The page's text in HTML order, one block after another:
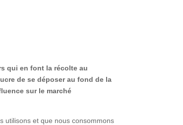
qui en font la récolte au
de se déposer au fond de la
sur le marché
utilisons et que nous consommons